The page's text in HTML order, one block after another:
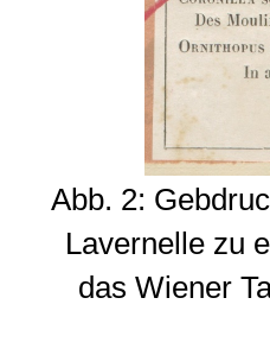
Abb. 2:
Lavernelle zu
das Wiener